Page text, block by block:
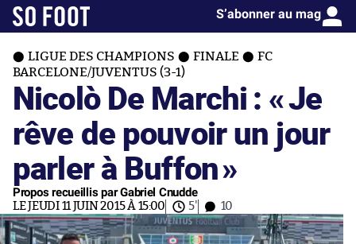
S’abonner au mag
LIGUE DES CHAMPIONS FINALE
FC
BARCELONE/JUVENTUS (3-1)
Nicolò De Marchi : «Je
rêve de pouvoir un jour
parler à Buffon»
Propos recueillis par Gabriel Cnudde
LE JEUDI 11 JUIN 2015 À 15:00 5' 10